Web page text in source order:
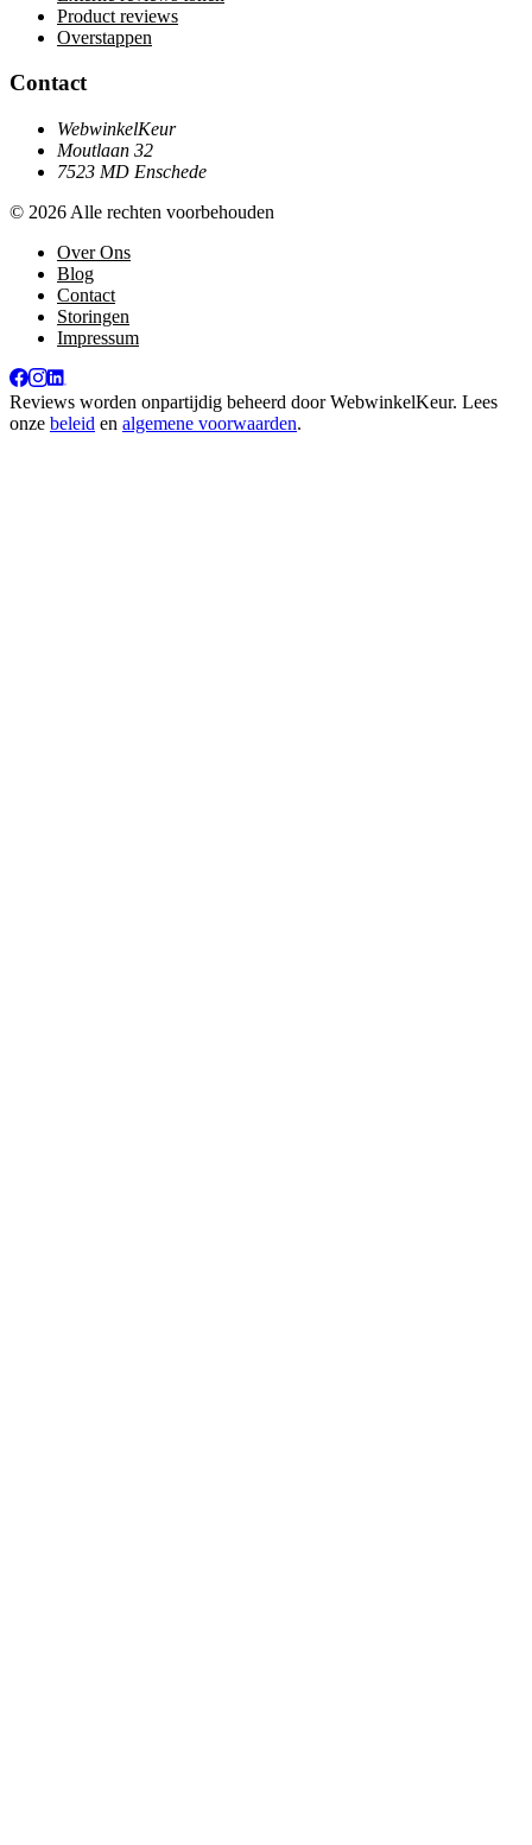
Product reviews
Overstappen
Contact
WebwinkelKeur
Moutlaan 32
7523 MD Enschede
© 2026 Alle rechten voorbehouden
Over Ons
Blog
Contact
Storingen
Impressum
Reviews worden onpartijdig beheerd doorWebwinkelKeur. Lees
onze beleid en algemene voorwaarden.